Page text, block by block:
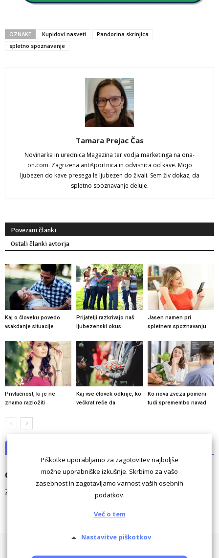
OZNAKE Kupidovi nasveti
Pandorina skrinjica
spletno spoznavanje
Tamara Prejac Čas
Novinarka in urednica Magazina ter vodja marketinga na ona-
on.com. Zagrizena antišportnica in odvisnica od kave. Mojo
ljubezen do kave presega le ljubezen do živali. Sem živ dokaz, da
spletno spoznavanje deluje.
Povezani članki
Ostali članki avtorja
Kaj o človeku povedo
vsakdanje situacije
Prijatelji razkrivajo naš
ljubezenski okus
Jasen namen pri
spletnem spoznavanju
Privlačnost, ki je ne
znamo razložiti
Kaj vse človek odkrije, ko
večkrat reče da
Ko nova zveza pomeni
tudi spremembo navad
Odgovori
Za komentiranje morate bitiprijavljeni
Piškotke uporabljamo za zagotovitev najboljše
možne uporabniške izkušnje. Skrbimo za vašo
zasebnost in zagotavljamo varnost vaših osebnih
podatkov.
Več o tem
Nastavitve piškotkov